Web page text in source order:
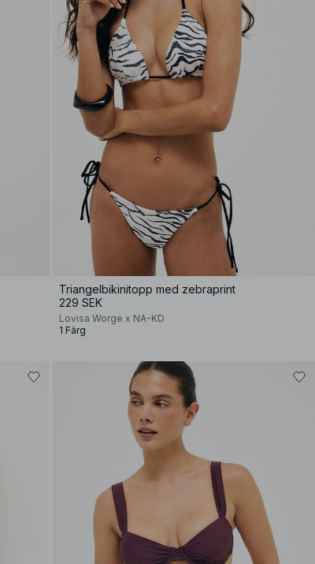
Triangelbikinitopp med zebraprint
229 SEK
Lovisa Worge x NA-KD
1 Färg